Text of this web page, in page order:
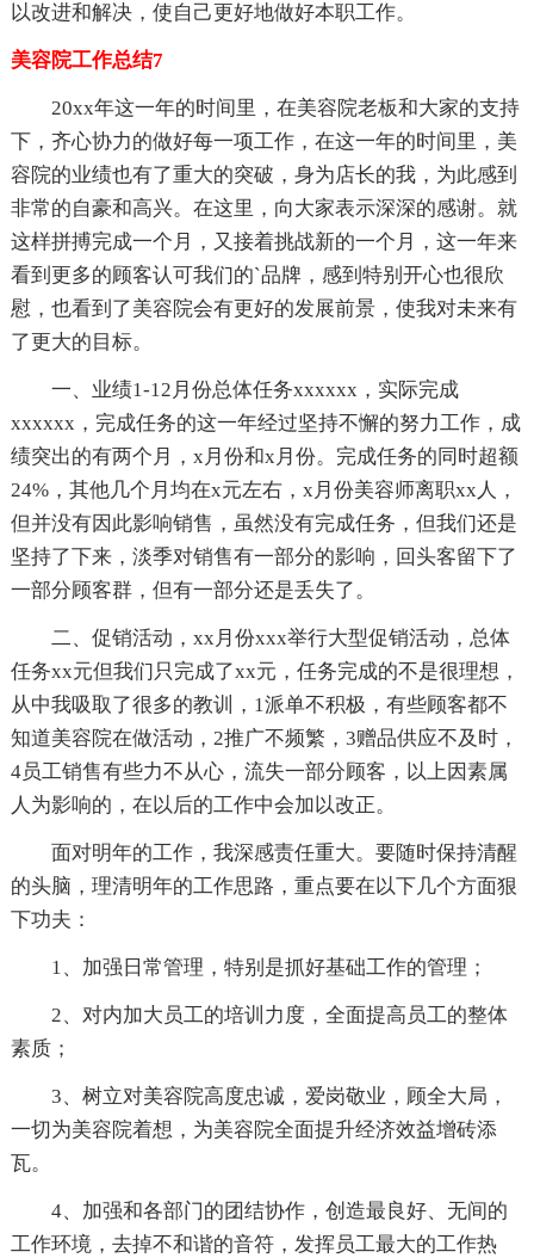
以改进和解决，使自己更好地做好本职工作。
美容院工作总结7
20xx年这一年的时间里，在美容院老板和大家的支持
下，齐心协力的做好每一项工作，在这一年的时间里，美
容院的业绩也有了重大的突破，身为店长的我，为此感到
非常的自豪和高兴。在这里，向大家表示深深的感谢。就
这样拼搏完成一个月，又接着挑战新的一个月，这一年来
看到更多的顾客认可我们的`品牌，感到特别开心也很欣
慰，也看到了美容院会有更好的发展前景，使我对未来有
了更大的目标。
一、业绩1-12月份总体任务xxxxxx，实际完成
xxxxxx，完成任务的这一年经过坚持不懈的努力工作，成
绩突出的有两个月，x月份和x月份。完成任务的同时超额
24%，其他几个月均在x元左右，x月份美容师离职xx人，
但并没有因此影响销售，虽然没有完成任务，但我们还是
坚持了下来，淡季对销售有一部分的影响，回头客留下了
一部分顾客群，但有一部分还是丢失了。
二、促销活动，xx月份xxx举行大型促销活动，总体
任务xx元但我们只完成了xx元，任务完成的不是很理想，
从中我吸取了很多的教训，1派单不积极，有些顾客都不
知道美容院在做活动，2推广不频繁，3赠品供应不及时，
4员工销售有些力不从心，流失一部分顾客，以上因素属
人为影响的，在以后的工作中会加以改正。
面对明年的工作，我深感责任重大。要随时保持清醒
的头脑，理清明年的工作思路，重点要在以下几个方面狠
下功夫：
1、加强日常管理，特别是抓好基础工作的管理；
2、对内加大员工的培训力度，全面提高员工的整体
素质；
3、树立对美容院高度忠诚，爱岗敬业，顾全大局，
一切为美容院着想，为美容院全面提升经济效益增砖添
瓦。
4、加强和各部门的团结协作，创造最良好、无间的
工作环境，去掉不和谐的音符，发挥员工最大的工作热